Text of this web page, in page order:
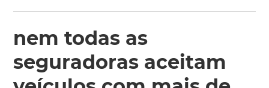
nem todas as
seguradoras aceitam